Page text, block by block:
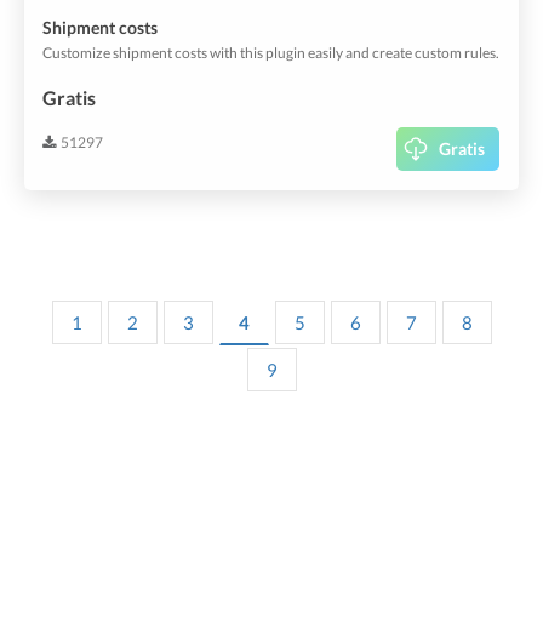
Shipment costs
Customize shipment costs with this plugin easily and create custom rules.
Gratis
51297 Gratis
1 2 3 4 5 6 7 8
9